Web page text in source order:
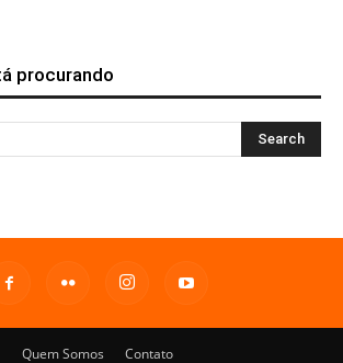
procurando
Quem Somos Contato